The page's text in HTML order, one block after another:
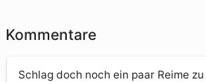
Kommentare
Schlag doch noch ein paar Reime zu